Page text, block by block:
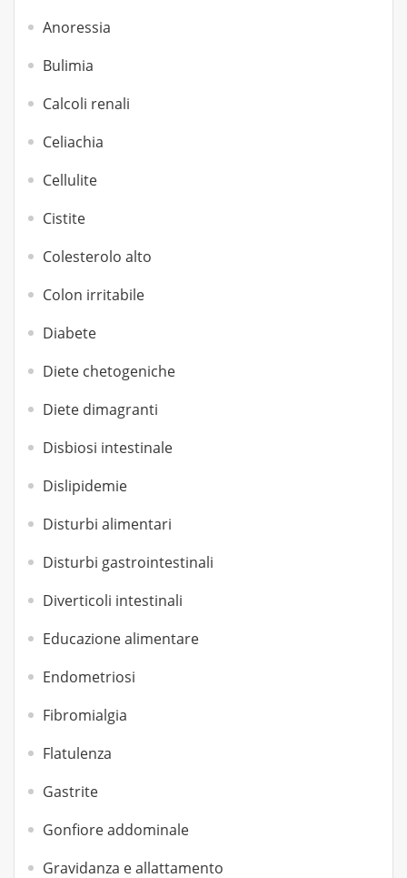
Anoressia
Bulimia
Calcoli renali
Celiachia
Cellulite
Cistite
Colesterolo alto
Colon irritabile
Diabete
Diete chetogeniche
Diete dimagranti
Disbiosi intestinale
Dislipidemie
Disturbi alimentari
Disturbi gastrointestinali
Diverticoli intestinali
Educazione alimentare
Endometriosi
Fibromialgia
Flatulenza
Gastrite
Gonfiore addominale
Gravidanza e allattamento